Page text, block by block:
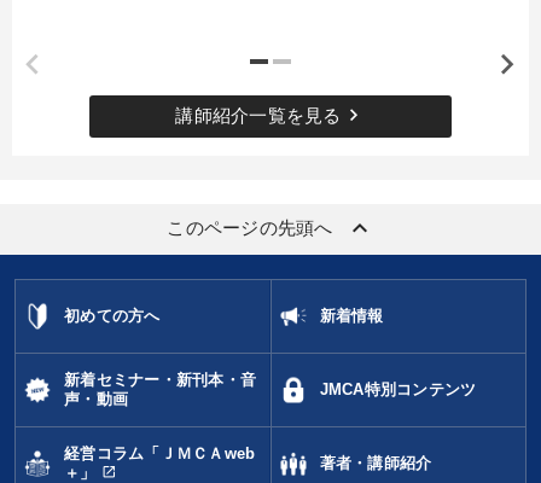
講師紹介一覧を見る keyboard_arrow_right
このページの先頭へ keyboard_arrow_up
初めての方へ 新着情報
新着セミナー・新刊本・音
声・動画
JMCA特別コンテンツ
経営コラム「ＪＭＣＡweb
＋」
open_in_new
著者・講師紹介